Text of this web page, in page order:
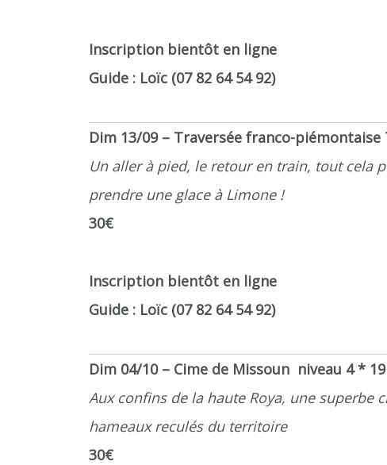
Inscription bientôt en ligne
Guide : Loïc (07 82 64 54 92)
Dim 13/09 – Traversée franco-
Un aller à pied, le retour en train, tout cela
prendre une glace à Limone !
30€
Inscription bientôt en ligne
Guide : Loïc (07 82 64 54 92)
Dim 04/10 – Cime de Missoun niveau 4 *
Aux confins de la haute Roya, une superbe
hameaux reculés du territoire
30€